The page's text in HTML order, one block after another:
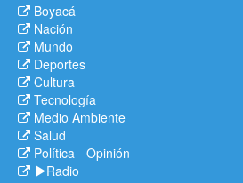
Boyacá
Nación
Mundo
Deportes
Cultura
Tecnología
Medio Ambiente
Salud
Política - Opinión
Radio